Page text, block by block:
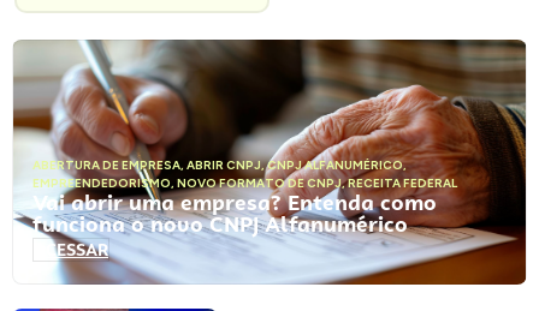
ABERTURA DE EMPRESA, ABRIR CNPJ,CNPJ ALFANUMÉRICO,
EMPREENDEDORISMO, NOVO FORMATO DE CNPJ,RECEITA FEDERAL
Vai abrir uma empresa? Entenda como
funciona o novo CNPJ Alfanumérico
ACESSAR